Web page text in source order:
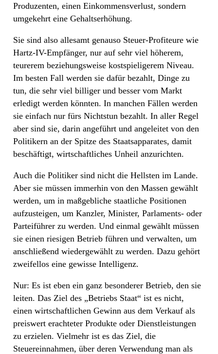
Produzenten, einen Einkommensverlust, sondern
umgekehrt eine Gehaltserhöhung.
Sie sind also allesamt genauso Steuer-Profiteure wie
Hartz-IV-Empfänger, nur auf sehr viel höherem,
teurerem beziehungsweise kostspieligerem Niveau.
Im besten Fall werden sie dafür bezahlt, Dinge zu
tun, die sehr viel billiger und besser vom Markt
erledigt werden könnten. In manchen Fällen werden
sie einfach nur fürs Nichtstun bezahlt. In aller Regel
aber sind sie, darin angeführt und angeleitet von den
Politikern an der Spitze des Staatsapparates, damit
beschäftigt, wirtschaftliches Unheil anzurichten.
Auch die Politiker sind nicht die Hellsten im Lande.
Aber sie müssen immerhin von den Massen gewählt
werden, um in maßgebliche staatliche Positionen
aufzusteigen, um Kanzler, Minister, Parlaments- oder
Parteiführer zu werden. Und einmal gewählt müssen
sie einen riesigen Betrieb führen und verwalten, um
anschließend wiedergewählt zu werden. Dazu gehört
zweifellos eine gewisse Intelligenz.
Nur: Es ist eben ein ganz besonderer Betrieb, den sie
leiten. Das Ziel des „Betriebs Staat“ ist es nicht,
einen wirtschaftlichen Gewinn aus dem Verkauf als
preiswert erachteter Produkte oder Dienstleistungen
zu erzielen. Vielmehr ist es das Ziel, die
Steuereinnahmen, über deren Verwendung man als